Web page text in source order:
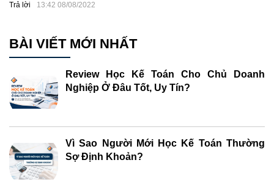
Trả lời 13:42 08/08/2022
BÀI VIẾT MỚI NHẤT
Review Học Kế Toán Cho Chủ Doanh
Nghiệp Ở Đâu Tốt, Uy Tín?
Vì Sao Người Mới Học Kế Toán Thường
Sợ Định Khoản?